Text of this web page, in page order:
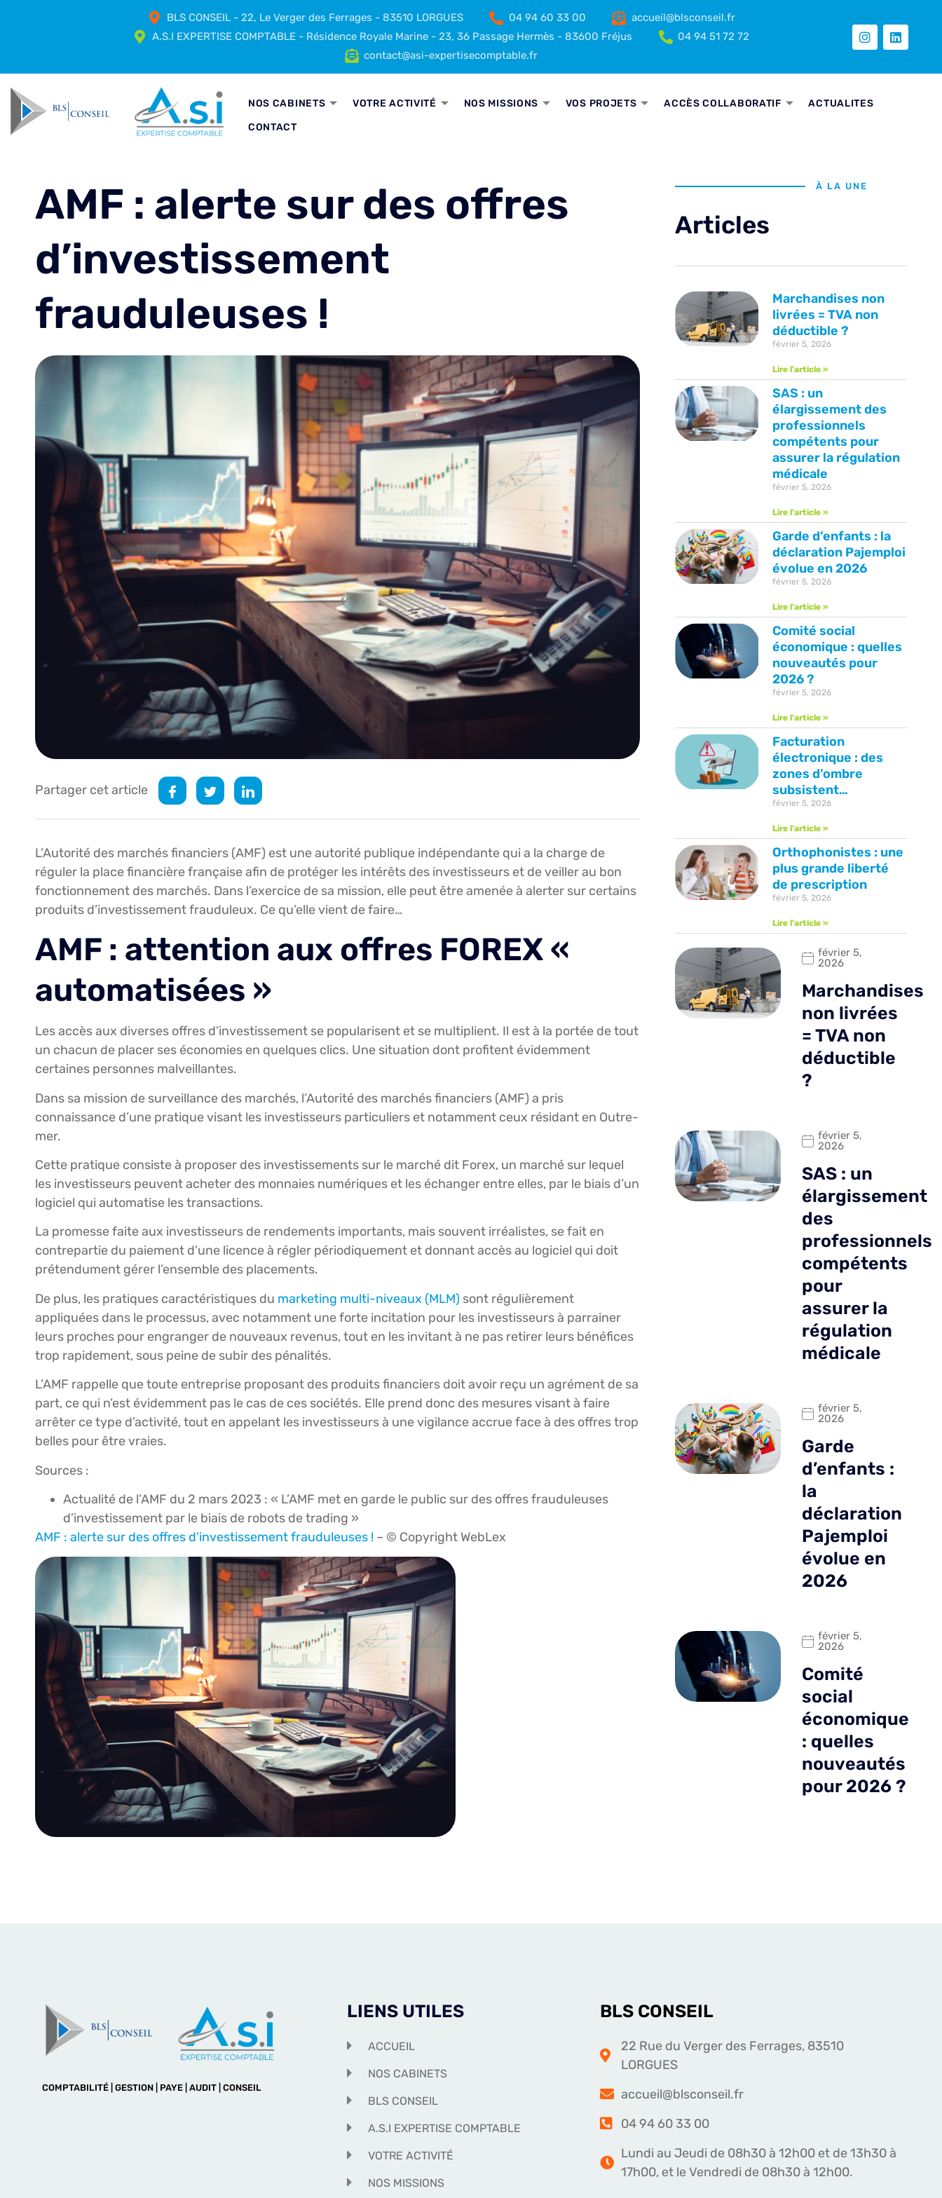
BLS CONSEIL - 22, Le Verger des Ferrages - 83510 LORGUES 04 94 60 33 00
accueil@blsconseil.fr
A.S.I EXPERTISE COMPTABLE - Résidence Royale Marine - 23, 36 Passage Hermès - 83600 Fréjus
04 94 51 72 72
contact@asi-expertisecomptable.fr
NOS CABINETS VOTRE ACTIVITÉ NOS MISSIONS VOS PROJETS ACCÈS COLLABORATIF
ACTUALITES
CONTACT
AMF : alerte sur des offres
d’investissement
frauduleuses !
Partager cet article
L’Autorité des marchés financiers (AMF) est une autorité publique indépendante qui a la charge de
réguler la place financière française afin de protéger les intérêts des investisseurs et de veiller au bon
fonctionnement des marchés. Dans l’exercice de sa mission, elle peut être amenée à alerter sur certains
produits d’investissement frauduleux. Ce qu’elle vient de faire…
AMF : attention aux offres FOREX «
automatisées »
Les accès aux diverses offres d’investissement se popularisent et se multiplient. Il est à la portée de tout
un chacun de placer ses économies en quelques clics. Une situation dont profitent évidemment
certaines personnes malveillantes.
Dans sa mission de surveillance des marchés, l’Autorité des marchés financiers (AMF) a pris
connaissance d’une pratique visant les investisseurs particuliers et notamment ceux résidant en Outre-
mer.
Cette pratique consiste à proposer des investissements sur le marché dit Forex, un marché sur lequel
les investisseurs peuvent acheter des monnaies numériques et les échanger entre elles, par le biais d’un
logiciel qui automatise les transactions.
La promesse faite aux investisseurs de rendements importants, mais souvent irréalistes, se fait en
contrepartie du paiement d’une licence à régler périodiquement et donnant accès au logiciel qui doit
prétendument gérer l’ensemble des placements.
De plus, les pratiques caractéristiques du marketing multi-niveaux (MLM) sont régulièrement
appliquées dans le processus, avec notamment une forte incitation pour les investisseurs à parrainer
leurs proches pour engranger de nouveaux revenus, tout en les invitant à ne pas retirer leurs bénéfices
trop rapidement, sous peine de subir des pénalités.
L’AMF rappelle que toute entreprise proposant des produits financiers doit avoir reçu un agrément de sa
part, ce qui n’est évidemment pas le cas de ces sociétés. Elle prend donc des mesures visant à faire
arrêter ce type d’activité, tout en appelant les investisseurs à une vigilance accrue face à des offres trop
belles pour être vraies.
Sources :
Actualité de l’AMF du 2 mars 2023 : « L’AMF met en garde le public sur des offres frauduleuses
d’investissement par le biais de robots de trading »
AMF : alerte sur des offres d’investissement frauduleuses ! – © Copyright WebLex
À LA UNE
Articles
Marchandises non
livrées = TVA non
déductible ?
février 5, 2026
Lire l'article »
SAS : un
élargissement des
professionnels
compétents pour
assurer la régulation
médicale
février 5, 2026
Lire l'article »
Garde d’enfants : la
déclaration Pajemploi
évolue en 2026
février 5, 2026
Lire l'article »
Comité social
économique : quelles
nouveautés pour
2026 ?
février 5, 2026
Lire l'article »
Facturation
électronique : des
zones d’ombre
subsistent…
février 5, 2026
Lire l'article »
Orthophonistes : une
plus grande liberté
de prescription
février 5, 2026
Lire l'article »
février 5,
2026
Marchandises
non livrées
= TVA non
déductible
?
février 5,
2026
SAS : un
élargissement
des
professionnels
compétents
pour
assurer la
régulation
médicale
février 5,
2026
Garde
d’enfants :
la
déclaration
Pajemploi
évolue en
2026
février 5,
2026
Comité
social
économique
: quelles
nouveautés
pour 2026 ?
COMPTABILITÉ | GESTION | PAYE | AUDIT | CONSEIL
LIENS UTILES
ACCUEIL
NOS CABINETS
BLS CONSEIL
A.S.I EXPERTISE COMPTABLE
VOTRE ACTIVITÉ
NOS MISSIONS
BLS CONSEIL
22 Rue du Verger des Ferrages, 83510
LORGUES
accueil@blsconseil.fr
04 94 60 33 00
Lundi au Jeudi de 08h30 à 12h00 et de 13h30 à
17h00, et le Vendredi de 08h30 à 12h00.